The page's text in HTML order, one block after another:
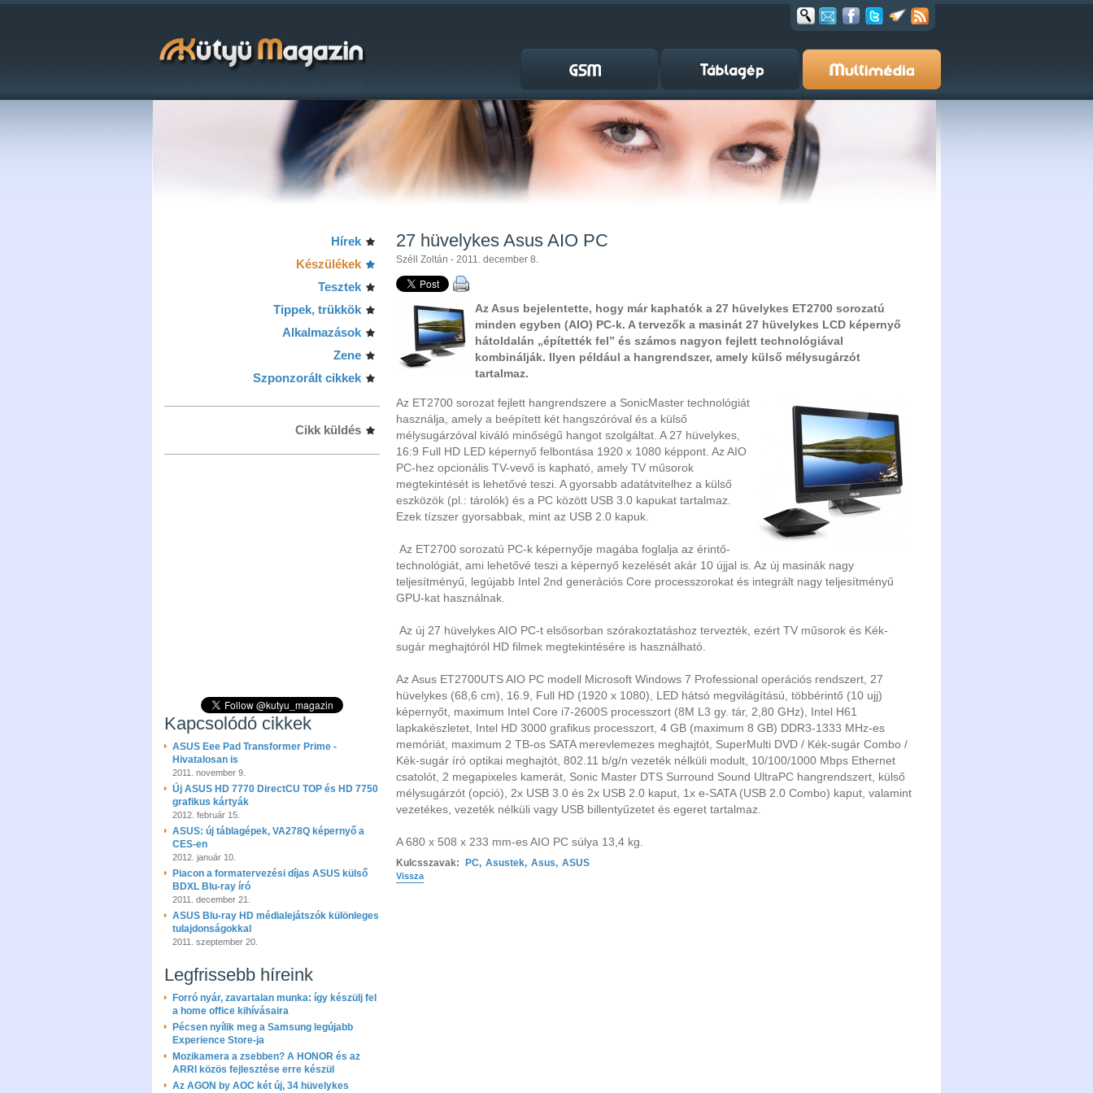
Hírek
Készülékek
Tesztek
Tippek, trükkök
Alkalmazások
Zene
Szponzorált cikkek
Cikk küldés
Kapcsolódó cikkek
ASUS Eee Pad Transformer Prime -
Hivatalosan is
2011. november 9.
Új ASUS HD 7770 DirectCU TOP és HD 7750
grafikus kártyák
2012. február 15.
ASUS: új táblagépek, VA278Q képernyő a
CES-en
2012. január 10.
Piacon a formatervezési díjas ASUS külső
BDXL Blu-ray író
2011. december 21.
ASUS Blu-ray HD médialejátszók különleges
tulajdonságokkal
2011. szeptember 20.
Legfrissebb híreink
Forró nyár, zavartalan munka: így készülj fel
a home office kihívásaira
Pécsen nyílik meg a Samsung legújabb
Experience Store-ja
Mozikamera a zsebben? A HONOR és az
ARRI közös fejlesztése erre készül
Az AGON by AOC két új, 34 hüvelykes
27 hüvelykes Asus AIO PC
Széll Zoltán - 2011. december 8.
Az Asus bejelentette, hogy már kaphatók a 27 hüvelykes ET2700 sorozatú
minden egyben (AIO) PC-k. A tervezők a masinát 27 hüvelykes LCD képernyő
hátoldalán „építették fel” és számos nagyon fejlett technológiával
kombinálják. Ilyen például a hangrendszer, amely külső mélysugárzót
tartalmaz.
Az ET2700 sorozat fejlett hangrendszere a SonicMaster technológiát
használja, amely a beépített két hangszóróval és a külső
mélysugárzóval kiváló minőségű hangot szolgáltat. A 27 hüvelykes,
16:9 Full HD LED képernyő felbontása 1920 x 1080 képpont. Az AIO
PC-hez opcionális TV-vevő is kapható, amely TV műsorok
megtekintését is lehetővé teszi. A gyorsabb adatátvitelhez a külső
eszközök (pl.: tárolók) és a PC között USB 3.0 kapukat tartalmaz.
Ezek tízszer gyorsabbak, mint az USB 2.0 kapuk.
Az ET2700 sorozatú PC-k képernyője magába foglalja az érintő-
technológiát, ami lehetővé teszi a képernyő kezelését akár 10 újjal is. Az új masinák nagy
teljesítményű, legújabb Intel 2nd generációs Core processzorokat és integrált nagy teljesítményű
GPU-kat használnak.
Az új 27 hüvelykes AIO PC-t elsősorban szórakoztatáshoz tervezték, ezért TV műsorok és Kék-
sugár meghajtóról HD filmek megtekintésére is használható.
Az Asus ET2700UTS AIO PC modell Microsoft Windows 7 Professional operációs rendszert, 27
hüvelykes (68,6 cm), 16.9, Full HD (1920 x 1080), LED hátsó megvilágítású, többérintő (10 ujj)
képernyőt, maximum Intel Core i7-2600S processzort (8M L3 gy. tár, 2,80 GHz), Intel H61
lapkakészletet, Intel HD 3000 grafikus processzort, 4 GB (maximum 8 GB) DDR3-1333 MHz-es
memóriát, maximum 2 TB-os SATA merevlemezes meghajtót, SuperMulti DVD / Kék-sugár Combo /
Kék-sugár író optikai meghajtót, 802.11 b/g/n vezeték nélküli modult, 10/100/1000 Mbps Ethernet
csatolót, 2 megapixeles kamerát, Sonic Master DTS Surround Sound UltraPC hangrendszert, külső
mélysugárzót (opció), 2x USB 3.0 és 2x USB 2.0 kaput, 1x e-SATA (USB 2.0 Combo) kaput, valamint
vezetékes, vezeték nélküli vagy USB billentyűzetet és egeret tartalmaz.
A 680 x 508 x 233 mm-es AIO PC súlya 13,4 kg.
Kulcsszavak: PC, Asustek, Asus, ASUS
Vissza